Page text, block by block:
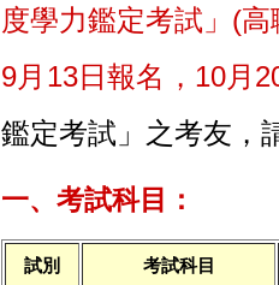
度學力鑑定考試」(
9月13日報名，10月
鑑定考試」之考友，
一、考試科目：
試別 考試科目